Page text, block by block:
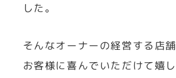
した。
そんなオーナーの経営する店
お客様に喜んでいただけて嬉し